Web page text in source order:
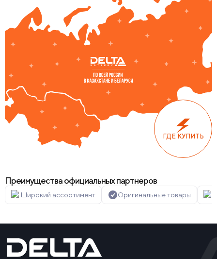
Преимущества официальных партнеров
Широкий ассортимент Оригинальные товары
ГДЕ КУПИТЬ